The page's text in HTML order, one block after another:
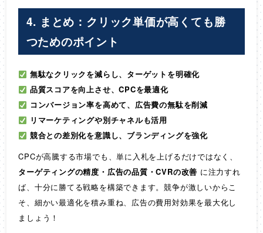
4. まとめ：クリック単価が高くても勝
つためのポイント
無駄なクリックを減らし、ターゲットを明確化
品質スコアを向上させ、CPCを最適化
コンバージョン率を高めて、広告費の無駄を削減
リマーケティングや別チャネルも活用
競合との差別化を意識し、ブランディングを強化
CPCが高騰する市場でも、単に入札を上げるだけではなく、
ターゲティングの精度・広告の品質・CVRの改善 に注力すれ
ば、十分に勝てる戦略を構築できます。競争が激しいからこ
そ、細かい最適化を積み重ね、広告の費用対効果を最大化し
ましょう！